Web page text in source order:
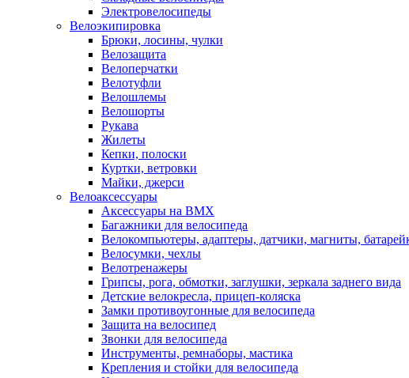
Электровелосипеды
Велоэкипировка
Брюки, лосины, чулки
Велозащита
Велоперчатки
Велотуфли
Велошлемы
Велошорты
Рукава
Жилеты
Кепки, полоски
Куртки, ветровки
Майки, джерси
Велоаксессуары
Аксессуары на BMX
Багажники для велосипеда
Велокомпьютеры, адаптеры, датчики, магниты,
Велосумки, чехлы
Велотренажеры
Грипсы, рога, обмотки, заглушки, зеркала заднего вида
Детские велокресла, прицеп-коляска
Замки противоугонные для велосипеда
Защита на велосипед
Звонки для велосипеда
Инструменты, ремнаборы, мастика
Крепления и стойки для велосипеда